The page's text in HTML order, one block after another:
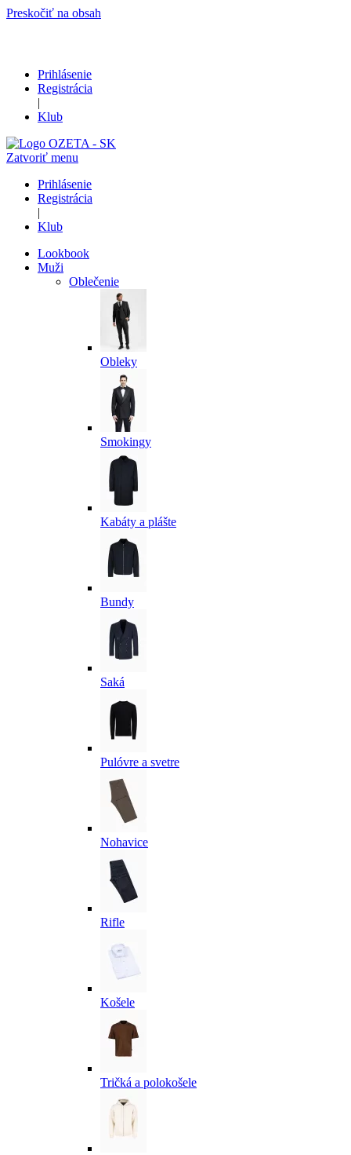
Preskočiť na obsah
Prihlásenie
Registrácia
|
Klub
Zatvoriť menu
Prihlásenie
Registrácia
|
Klub
Lookbook
Muži
Oblečenie
Obleky
Smokingy
Kabáty a plášte
Bundy
Saká
Pulóvre a svetre
Nohavice
Rifle
Košele
Tričká a polokošele